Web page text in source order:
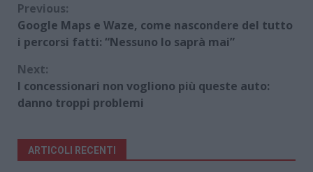
Continue
Reading
Previous:
Google Maps e Waze, come nascondere del tutto
i percorsi fatti: “Nessuno lo saprà mai”
Next:
I concessionari non vogliono più queste auto:
danno troppi problemi
ARTICOLI RECENTI